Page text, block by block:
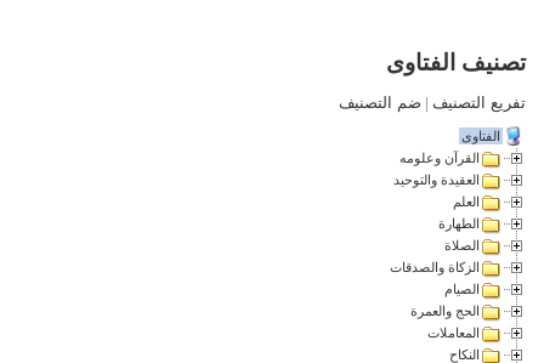
تصنيف الفتاوى
تفريع التصنيف | ضم التصنيف
الفتاوى
القرآن وعلومه
العقيدة والتوحيد
العلم
الطهارة
الصلاة
الزكاة والصدقات
الصيام
الحج والعمرة
المعاملات
النكاح